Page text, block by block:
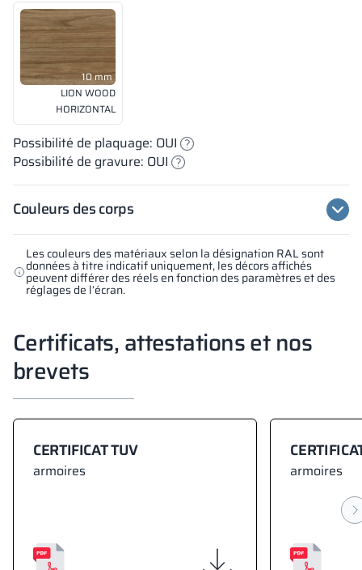
Les couleurs des matériaux selon la désignation RAL sont
données à titre indicatif uniquement, les décors affichés
peuvent différer des réels en fonction des paramètres et des
réglages de l’écran.
10 mm
LION WOOD
HORIZONTAL
Possibilité de plaquage: OUI
Possibilité de gravure: OUI
Couleurs des corps
Certificats, attestations et nos
brevets
CERTIFICAT TUV
armoires armoires